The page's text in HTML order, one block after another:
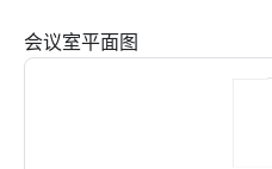
会议室平面图